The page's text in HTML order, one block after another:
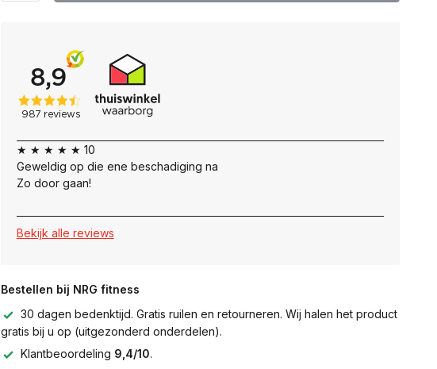
★ ★ ★ ★ ★ 10
Geweldig op die ene beschadiging na
Zo door gaan!
Bekijk alle reviews
Bestellen bij NRG fitness
30 dagen bedenktijd. Gratis ruilen en retourneren. Wij halen het product
gratis bij u op (uitgezonderd onderdelen).
Klantbeoordeling 9,4/10.